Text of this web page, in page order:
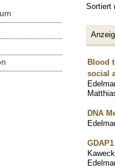
Sortiert
Blood
social
DNA